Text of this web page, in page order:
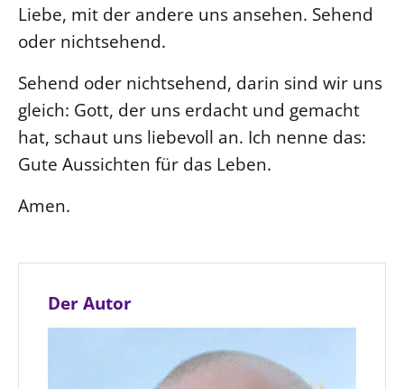
Der Autor
Liebe, mit der andere uns ansehen. Sehend
oder nichtsehend.
Sehend oder nichtsehend, darin sind wir uns
gleich: Gott, der uns erdacht und gemacht
hat, schaut uns liebevoll an. Ich nenne das:
Gute Aussichten für das Leben.
Amen.